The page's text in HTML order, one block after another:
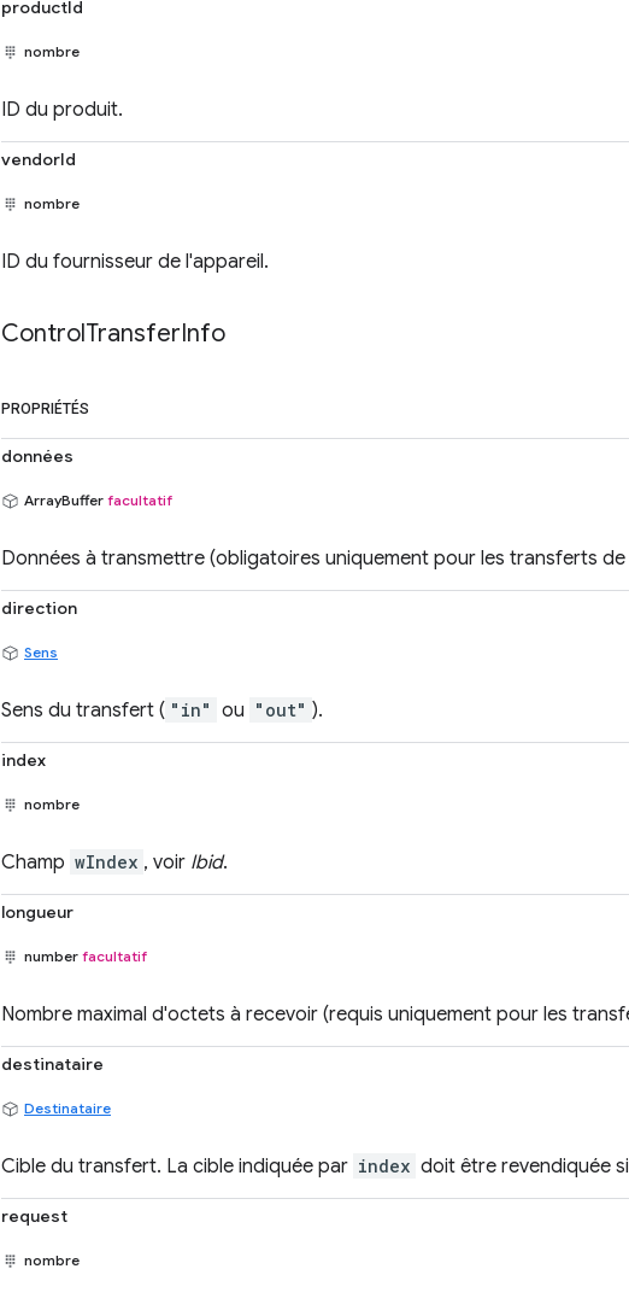
productId
nombre
ID du produit.
vendorId
nombre
ID du fournisseur de l'appareil.
ControlTransferInfo
PROPRIÉTÉS
données
ArrayBuffer facultatif
Données à transmettre (obligatoires uniquement pour les transferts
direction
Sens
Sens du transfert ( "in" ou "out" ).
index
nombre
Champ wIndex , voir Ibid.
longueur
number facultatif
Nombre maximal d'octets à recevoir (requis uniquement pour les
destinataire
Destinataire
Cible du transfert. La cible indiquée par index doit être revendiquée si
request
nombre